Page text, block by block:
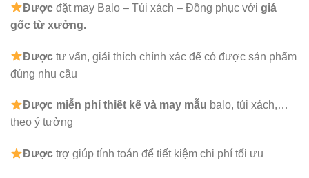
Được đặt may Balo – Túi xách – Đồng phục vớigiá
gốc từ xưởng.
Đượctư vấn, giải thích chính xác để có được sản phẩm
đúng nhu cầu
Được miễn phí thiết kế và may mẫu balo, túi xách,…
theo ý tưởng
Đượctrợ giúp tính toán để tiết kiệm chi phí tối ưu